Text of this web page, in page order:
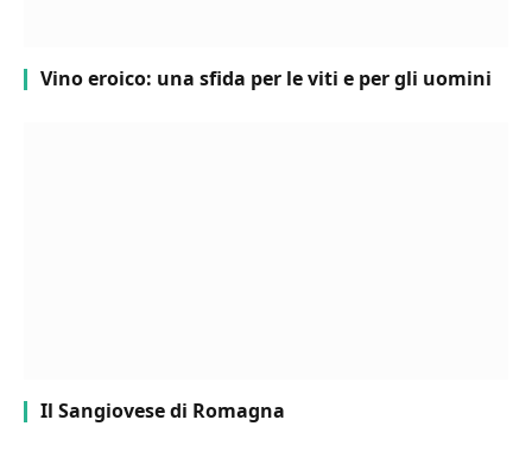
Vino eroico: una sfida per le viti e per gli uomini
Il Sangiovese di Romagna